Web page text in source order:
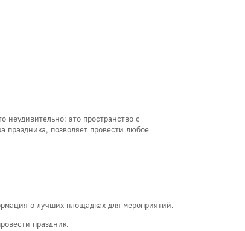
неудивительно: это пространство с
праздника, позволяет провести любое
о лучших площадках для мероприятий.
праздник.